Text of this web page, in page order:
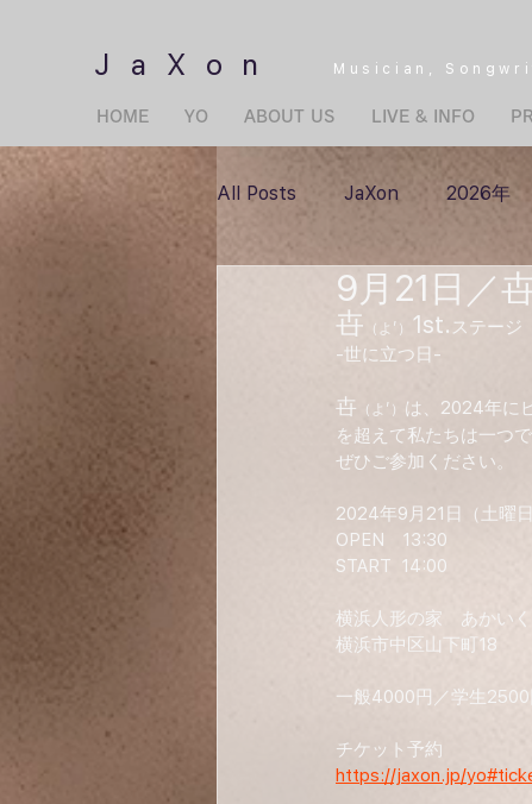
Musician,
HOME YO ABOUT US LIVE & INFO
JaXon
All Posts JaXon 2026年
9月21日／
卋 （よ’） 1st. ステージ
-世に立つ日-
卋 （よ’） は、2024年に
を超えて私たちは一つ
ぜひご参加ください。
2024年9月21日（土曜
OPEN　13:30
START  14:00
横浜人形の家　あかい
横浜市中区山下町18
一般4000円／学生2500
チケット予約
https://jaxon.jp/